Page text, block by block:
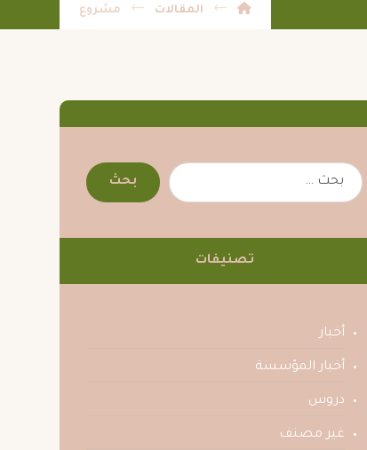
المقالات مشروع
تصنيفات
أخبار
أخبار المؤسسة
دروس
غير مصنف